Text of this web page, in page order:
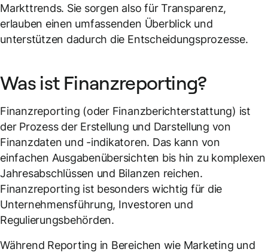
Markttrends. Sie sorgen also für Transparenz,
erlauben einen umfassenden Überblick und
unterstützen dadurch die Entscheidungsprozesse.
Was ist Finanzreporting?
Finanzreporting (oder Finanzberichterstattung) ist
der Prozess der Erstellung und Darstellung von
Finanzdaten und -indikatoren. Das kann von
einfachen Ausgabenübersichten bis hin zu komplexen
Jahresabschlüssen und Bilanzen reichen.
Finanzreporting ist besonders wichtig für die
Unternehmensführung, Investoren und
Regulierungsbehörden.
Während Reporting in Bereichen wie Marketing und